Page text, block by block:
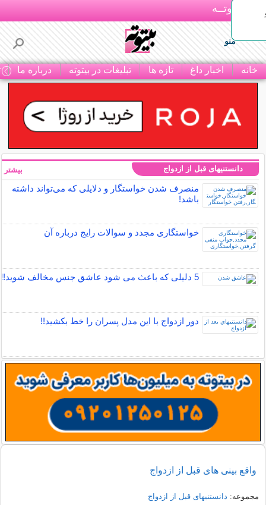
بـیتوتــه
منو
خانه اخبار داغ تازه ها تبلیغات در بیتوته درباره ما
دانستنیهای قبل از ازدواج
منصرف شدن خواستگار و دلایلی که می‌تواند داشته
باشد!
خواستگاری مجدد و سوالات رایج درباره آن
5 دلیلی که باعث می شود عاشق جنس مخالف شوید!!
دور ازدواج با این مدل پسران را خط بکشید!!
بیشتر
واقع بینی های قبل از ازدواج
مجموعه: دانستنیهای قبل از ازدواج